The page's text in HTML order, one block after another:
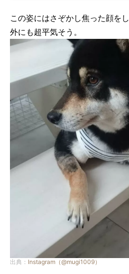
この姿にはさぞかし焦った顔を
外にも超平気そう。
出典： Instagram（@mugi1009）